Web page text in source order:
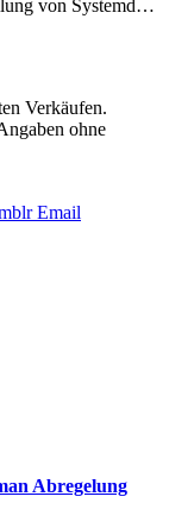
von Systemd…
Verkäufen.
ohne
Email
Abregelung